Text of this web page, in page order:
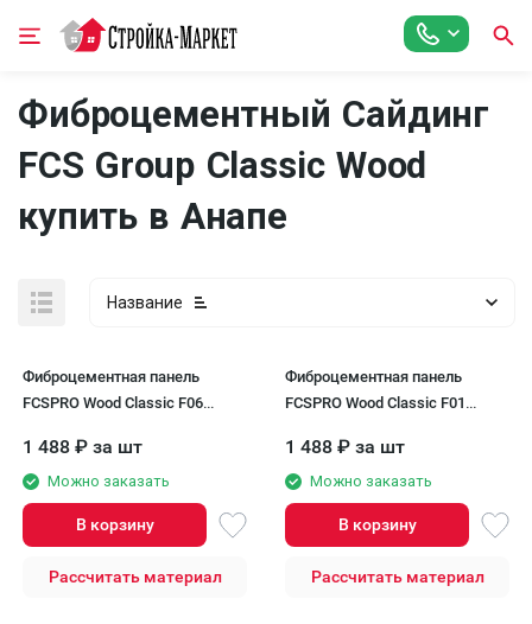
Фиброцементный Сайдинг
FCS Group Classic Wood
купить в Анапе
Название
Фиброцементная панель
FCSPRO Wood Classic F06
1 488 ₽ за шт
Можно заказать
В корзину
Рассчитать материал
Фиброцементная панель
FCSPRO Wood Classic F01
1 488 ₽ за шт
Можно заказать
В корзину
Рассчитать материал